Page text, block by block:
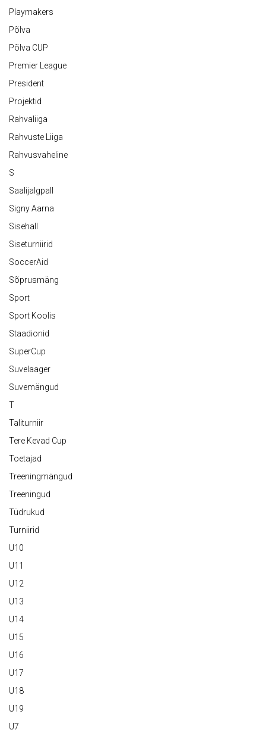
Playmakers
Põlva
Põlva CUP
Premier League
President
Projektid
Rahvaliiga
Rahvuste Liiga
Rahvusvaheline
S
Saalijalgpall
Signy Aarna
Sisehall
Siseturniirid
SoccerAid
Sõprusmäng
Sport
Sport Koolis
Staadionid
SuperCup
Suvelaager
Suvemängud
T
Taliturniir
Tere Kevad Cup
Toetajad
Treeningmängud
Treeningud
Tüdrukud
Turniirid
U10
U11
U12
U13
U14
U15
U16
U17
U18
U19
U7